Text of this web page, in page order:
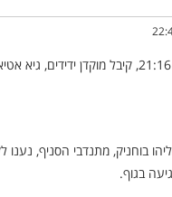
הלילה (מוצ”ש) בשעה 21:16, קיבל
בוחניק, מתנדבי הסניף,
בגוף.